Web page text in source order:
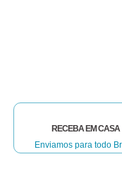
RECEBA EM CASA
Enviamos para todo